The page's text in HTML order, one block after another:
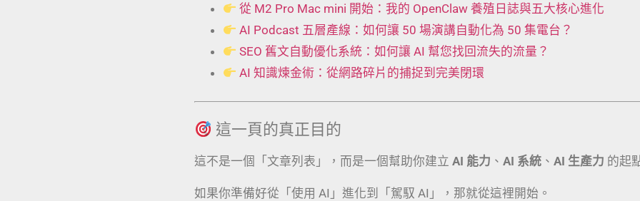
從 M2 Pro Mac mini 開始：我的 OpenClaw 養殖日誌與五大核心進化
AI Podcast 五層產線：如何讓 50 場演講自動化為 50 集電台？
SEO 舊文自動優化系統：如何讓 AI 幫您找回流失的流量？
AI 知識煉金術：從網路碎片的捕捉到完美閉環
這一頁的真正目的
這不是一個「文章列表」，而是一個幫助你建立 AI 能力 、 AI 系統 、 AI 生產力 的起
如果你準備好從「使用 AI」進化到「駕馭 AI」，那就從這裡開始。